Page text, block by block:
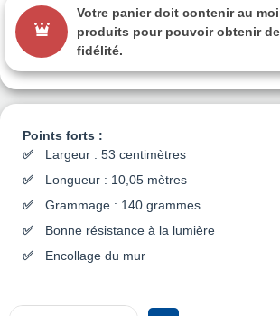
Points forts :
Largeur : 53 centimètres
Longueur : 10,05 mètres
Grammage : 140 grammes
Bonne résistance à la lumière
Encollage du mur
Votre panier doit contenir au
produits pour pouvoir obtenir
fidélité.